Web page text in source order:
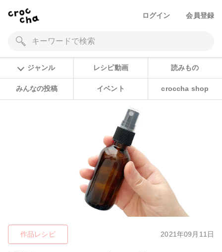
ログイン 会員登録
ジャンル レシピ動画 読みもの
みんなの投稿 イベント croccha shop
作品レシピ 2021年09月11日